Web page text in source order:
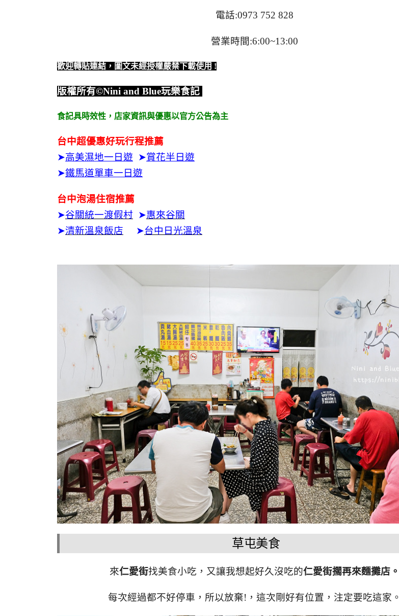
電話:0973 752 828
營業時間:6:00~13:00
歡迎轉貼連結，圖文未經授權嚴禁下載使用 !
版權所有©Nini and Blue玩樂食記
食記具時效性， 店家資訊與優惠以官方公告為主
台中超優惠好玩行程推薦
➤高美濕地一日遊 ➤賞花半日遊
➤鐵馬道單車一日遊
台中泡湯住宿推薦
➤谷關統一渡假村 ➤惠來谷關
➤清新溫泉飯店 ➤台中日光溫泉
草屯美食
來仁愛街找美食小吃， 又讓我想起好久沒吃的仁愛街擱再來麵攤店。
每次經過都不好停車，所以放棄!， 這次剛好有位置，注定要吃這家。